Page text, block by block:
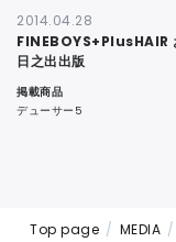
2014.04.28
FINEBOYS+PlusHAIR
日之出出版
掲載商品
デューサー5
Top page MEDIA